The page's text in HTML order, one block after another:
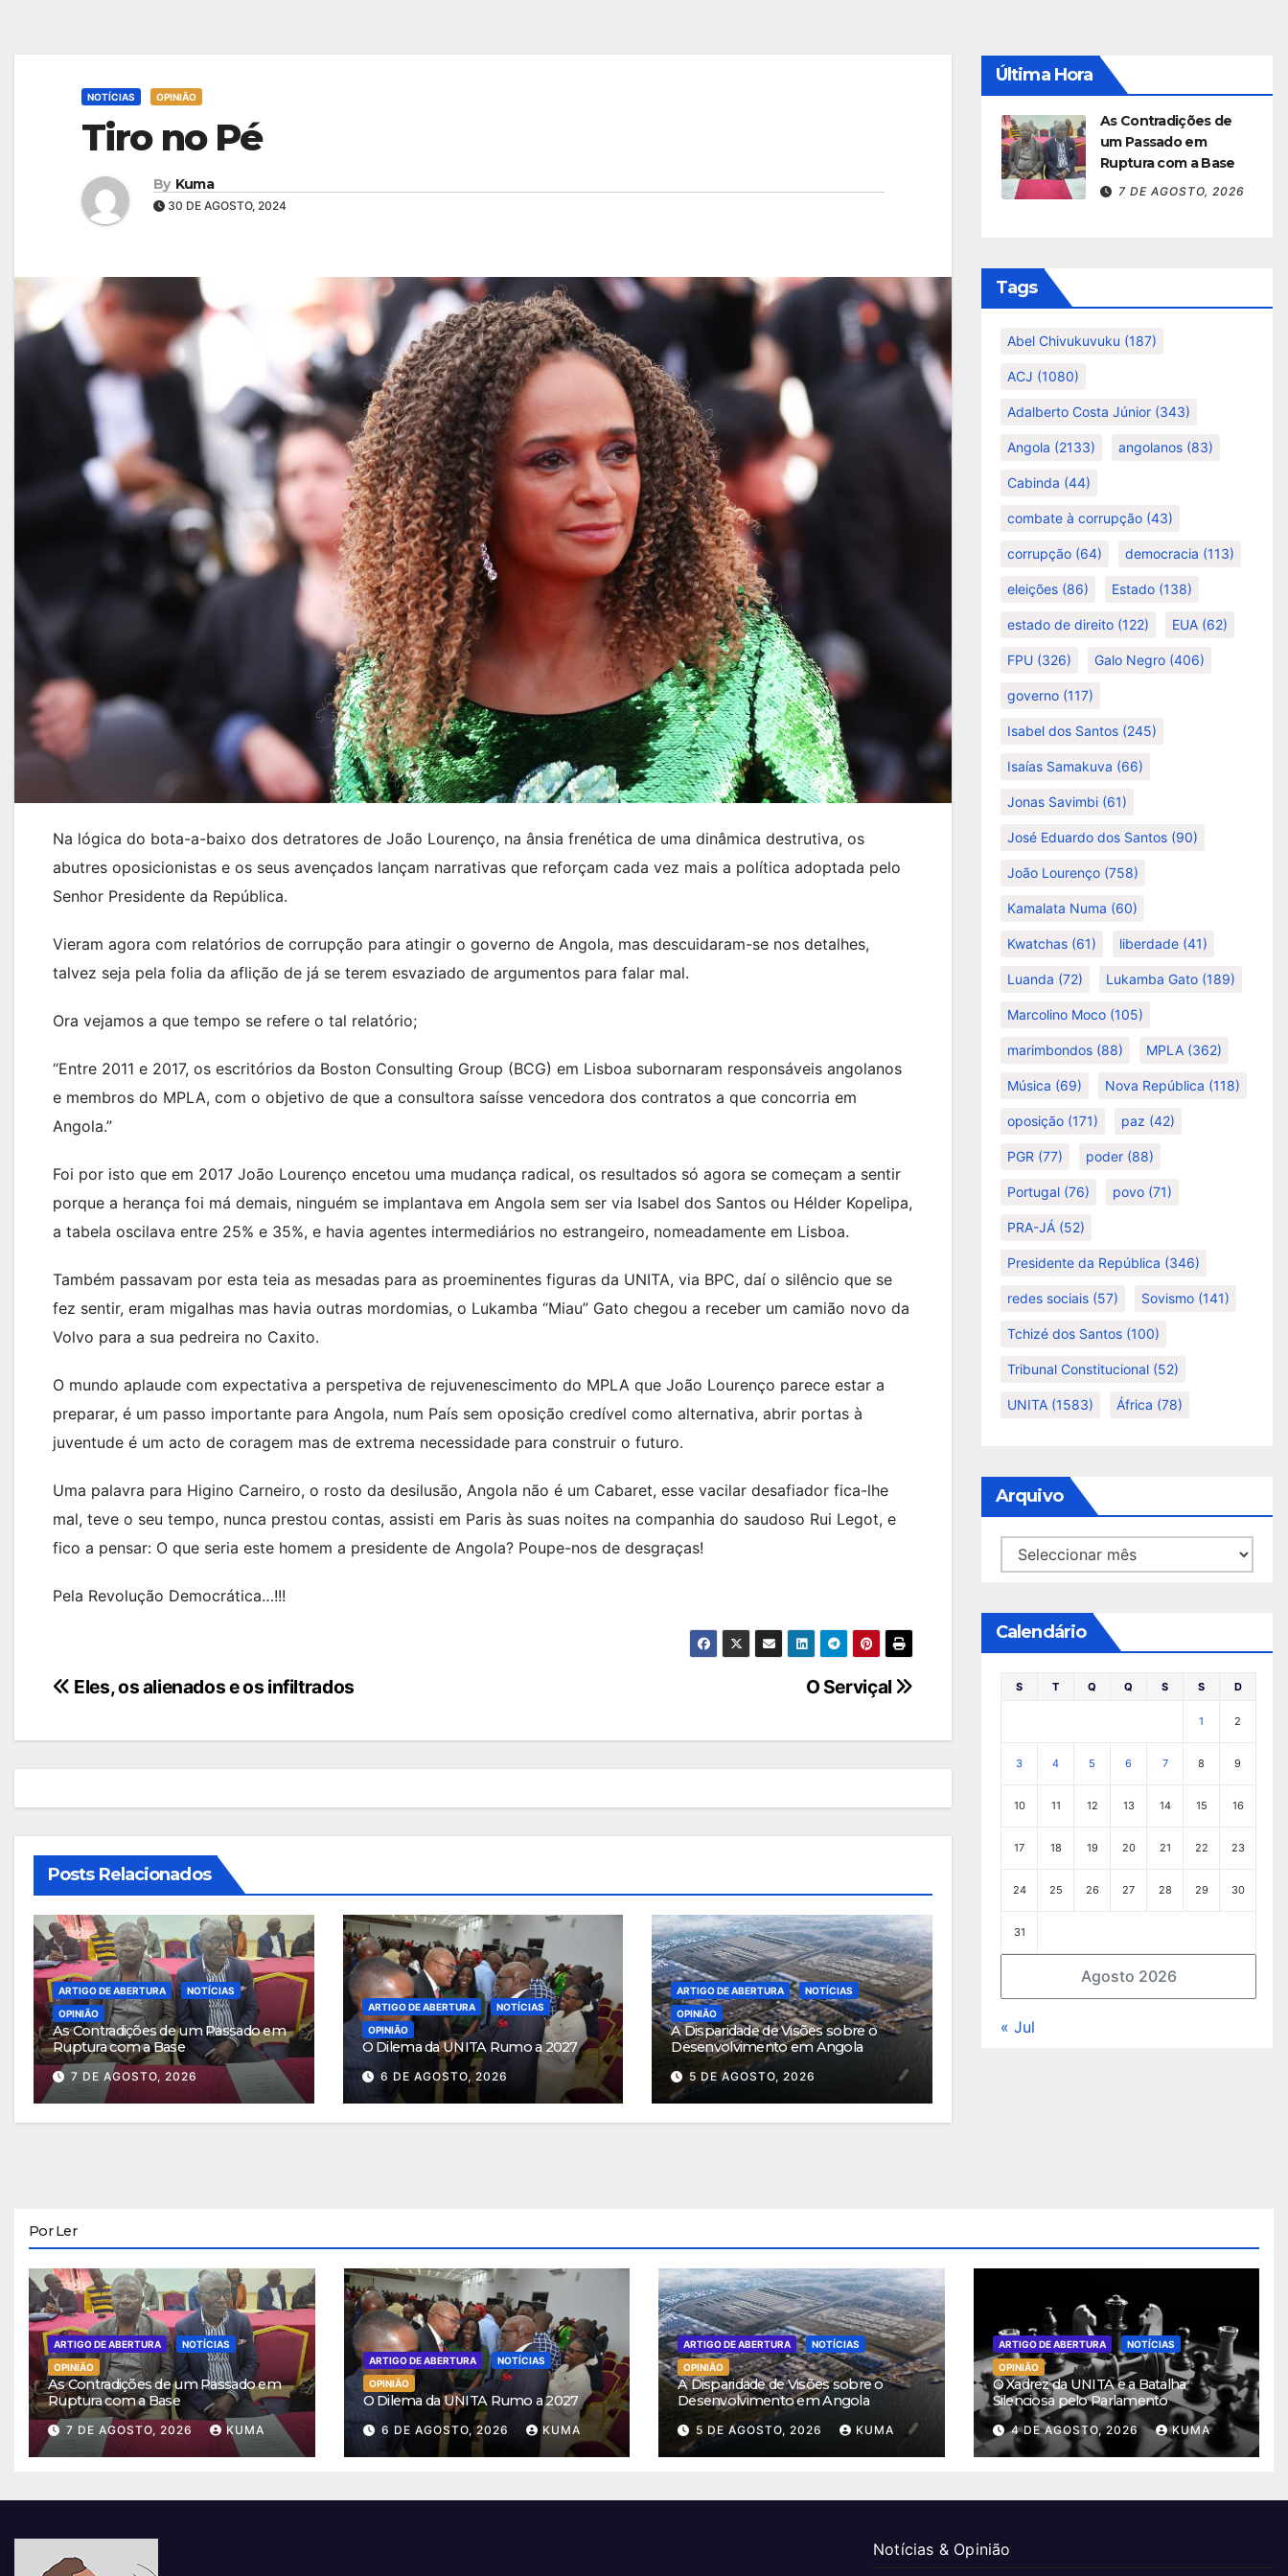
NOTÍCIAS OPINIÃO
Tiro no Pé
By Kuma
30 DE AGOSTO, 2024
Na lógica do bota-a-baixo dos detratores de João Lourenço, na ânsia frenética de uma dinâmica destrutiva, os
abutres oposicionistas e os seus avençados lançam narrativas que reforçam cada vez mais a política adoptada pelo
Senhor Presidente da República.
Vieram agora com relatórios de corrupção para atingir o governo de Angola, mas descuidaram-se nos detalhes,
talvez seja pela folia da aflição de já se terem esvaziado de argumentos para falar mal.
Ora vejamos a que tempo se refere o tal relatório;
“Entre 2011 e 2017, os escritórios da Boston Consulting Group (BCG) em Lisboa subornaram responsáveis angolanos
e membros do MPLA, com o objetivo de que a consultora saísse vencedora dos contratos a que concorria em
Angola.”
Foi por isto que em 2017 João Lourenço encetou uma mudança radical, os resultados só agora se começam a sentir
porque a herança foi má demais, ninguém se implantava em Angola sem ser via Isabel dos Santos ou Hélder Kopelipa,
a tabela oscilava entre 25% e 35%, e havia agentes intermediários no estrangeiro, nomeadamente em Lisboa.
Também passavam por esta teia as mesadas para as proeminentes figuras da UNITA, via BPC, daí o silêncio que se
fez sentir, eram migalhas mas havia outras mordomias, o Lukamba “Miau” Gato chegou a receber um camião novo da
Volvo para a sua pedreira no Caxito.
O mundo aplaude com expectativa a perspetiva de rejuvenescimento do MPLA que João Lourenço parece estar a
preparar, é um passo importante para Angola, num País sem oposição credível como alternativa, abrir portas à
juventude é um acto de coragem mas de extrema necessidade para construir o futuro.
Uma palavra para Higino Carneiro, o rosto da desilusão, Angola não é um Cabaret, esse vacilar desafiador fica-lhe
mal, teve o seu tempo, nunca prestou contas, assisti em Paris às suas noites na companhia do saudoso Rui Legot, e
fico a pensar: O que seria este homem a presidente de Angola? Poupe-nos de desgraças!
Pela Revolução Democrática…!!!
Navegação
O Serviçal
Eles, os alienados e os infiltrados
Posts Relacionados
ARTIGO DE ABERTURA
NOTÍCIAS
OPINIÃO
As Contradições de um Passado em
Ruptura com a Base
7 DE AGOSTO, 2026
ARTIGO DE ABERTURA
NOTÍCIAS
OPINIÃO
O Dilema da UNITA Rumo a 2027
6 DE AGOSTO, 2026
ARTIGO DE ABERTURA
NOTÍCIAS
OPINIÃO
A Disparidade de Visões sobre o
Desenvolvimento em Angola
5 DE AGOSTO, 2026
Última Hora
As Contradições de
um Passado em
Ruptura com a Base
7 DE AGOSTO, 2026
Tags
Abel Chivukuvuku (187)
ACJ (1080)
Adalberto Costa Júnior (343)
Angola (2133) angolanos (83)
Cabinda (44)
combate à corrupção (43)
corrupção (64) democracia (113)
eleições (86) Estado (138)
estado de direito (122) EUA (62)
FPU (326) Galo Negro (406)
governo (117)
Isabel dos Santos (245)
Isaías Samakuva (66)
Jonas Savimbi (61)
José Eduardo dos Santos (90)
João Lourenço (758)
Kamalata Numa (60)
Kwatchas (61) liberdade (41)
Luanda (72) Lukamba Gato (189)
Marcolino Moco (105)
marimbondos (88) MPLA (362)
Música (69) Nova República (118)
oposição (171) paz (42)
PGR (77) poder (88)
Portugal (76) povo (71)
PRA-JÁ (52)
Presidente da República (346)
redes sociais (57) Sovismo (141)
Tchizé dos Santos (100)
Tribunal Constitucional (52)
UNITA (1583) África (78)
Arquivo
Arquivo
Calendário
Agosto 2026
S T Q Q S S D
1 2
3 4 5 6 7 8 9
10 11 12 13 14 15 16
17 18 19 20 21 22 23
24 25 26 27 28 29 30
31
« Jul
Por Ler
ARTIGO DE ABERTURA
NOTÍCIAS
OPINIÃO
As Contradições de um Passado em
Ruptura com a Base
7 DE AGOSTO, 2026 KUMA
ARTIGO DE ABERTURA
NOTÍCIAS
OPINIÃO
O Dilema da UNITA Rumo a 2027
6 DE AGOSTO, 2026 KUMA
ARTIGO DE ABERTURA
NOTÍCIAS
OPINIÃO
A Disparidade de Visões sobre o
Desenvolvimento em Angola
5 DE AGOSTO, 2026 KUMA
ARTIGO DE ABERTURA
NOTÍCIAS
OPINIÃO
O Xadrez da UNITA e a Batalha
Silenciosa pelo Parlamento
4 DE AGOSTO, 2026 KUMA
Notícias & Opinião